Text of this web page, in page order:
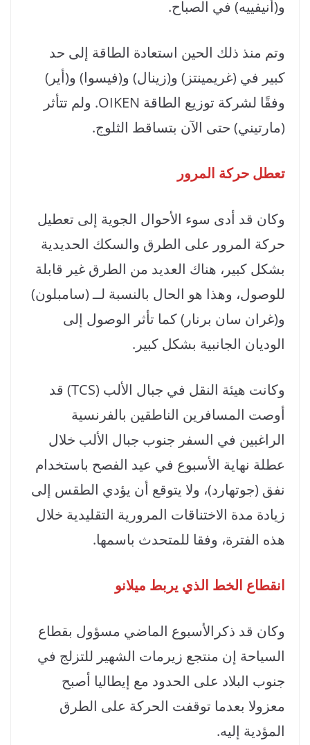
و(أنيفييه) في الصباح.
وتم منذ ذلك الحين استعادة الطاقة إلى حد
كبير في (غريمينتز) و(زينال) و(فيسوا) و(أير)
وفقًا لشركة توزيع الطاقة OIKEN. ولم تتأثر
(مارتيني) حتى الآن بتساقط الثلوج.
تعطل حركة المرور
وكان قد أدى سوء الأحوال الجوية إلى تعطيل
حركة المرور على الطرق والسكك الحديدية
بشكل كبير، هناك العديد من الطرق غير قابلة
للوصول، وهذا هو الحال بالنسبة لــ (سامبلون)
و(غران سان برنار) كما تأثر الوصول إلى
الوديان الجانبية بشكل كبير.
وكانت هيئة النقل في جبال الألب (TCS) قد
أوصت المسافرين الناطقين بالفرنسية
الراغبين في السفر جنوب جبال الألب خلال
عطلة نهاية الأسبوع في عيد الفصح باستخدام
نفق (جوتهارد)، ولا يتوقع أن يؤدي الطقس إلى
زيادة مدة الاختناقات المرورية التقليدية خلال
هذه الفترة، وفقا للمتحدث باسمها.
انقطاع الخط الذي يربط ميلانو
وكان قد ذكرالأسبوع الماضي مسؤول بقطاع
السياحة إن منتجع زيرمات الشهير للتزلج في
جنوب البلاد على الحدود مع إيطاليا أصبح
معزولا بعدما توقفت الحركة على الطرق
المؤدية إليه.